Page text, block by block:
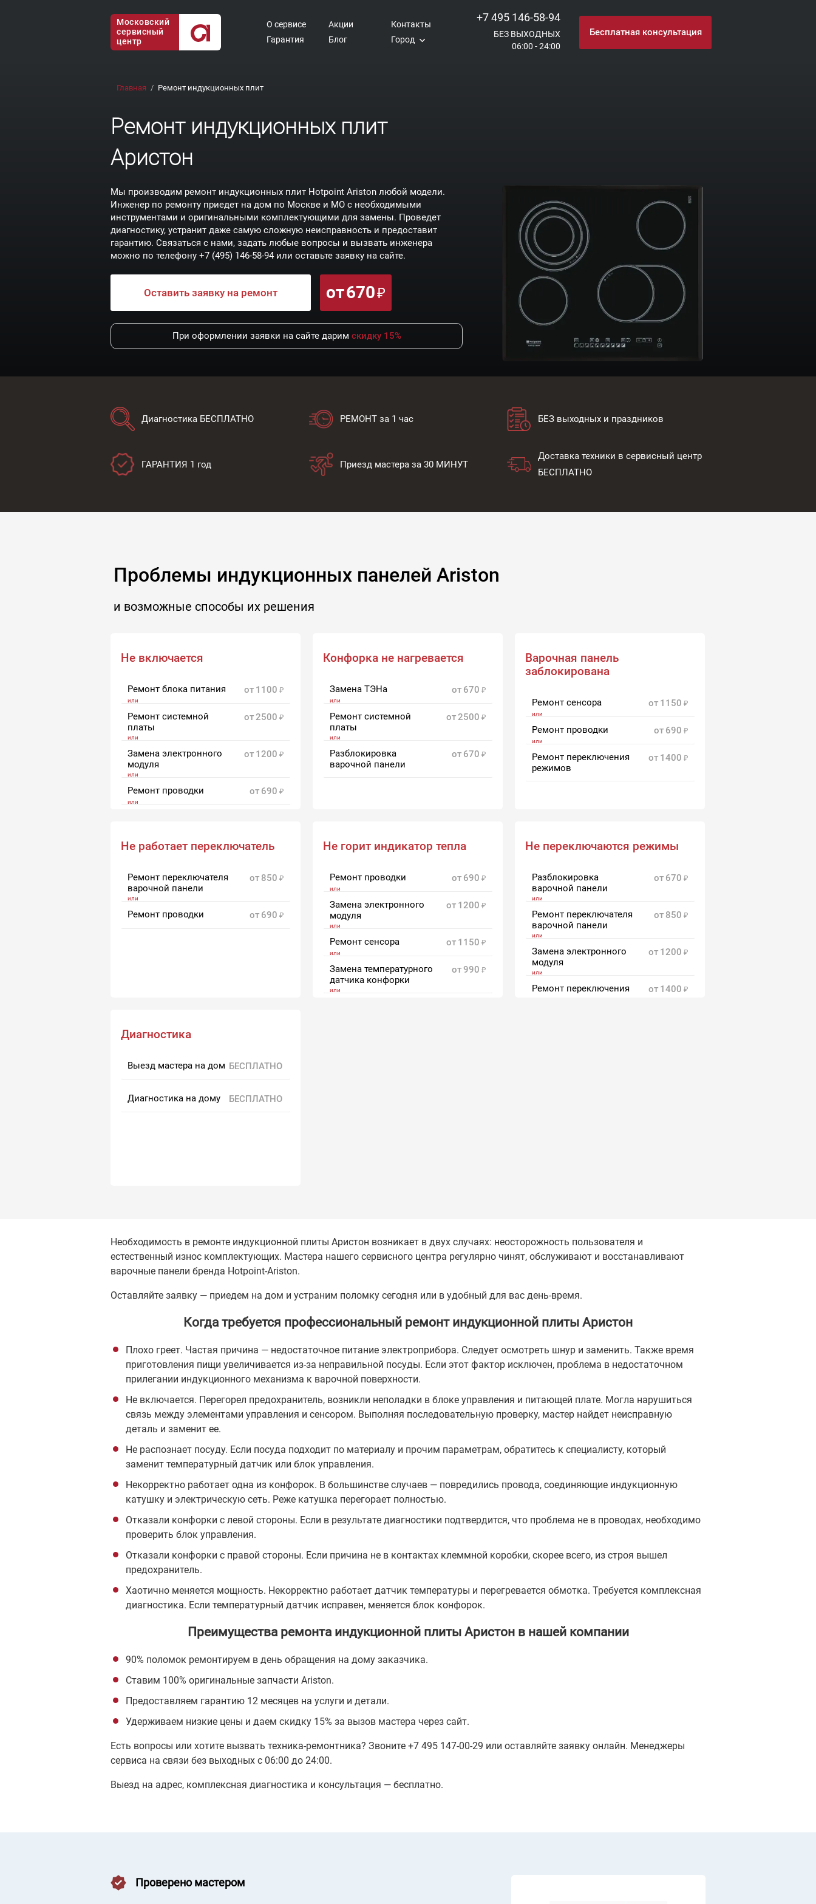
Московский
сервисный
центр
О сервисе Акции
Контакты
Гарантия
Блог Город
+7 495 146-58-94
БЕЗ ВЫХОДНЫХ
06:00 - 24:00
Бесплатная консультация
Главная Ремонт индукционных плит
Ремонт индукционных плит
Аристон
Мы производим ремонт индукционных плит Hotpoint Ariston любой модели.
Инженер по ремонту приедет на дом по Москве и МО с необходимыми
инструментами и оригинальными комплектующими для замены. Проведет
диагностику, устранит даже самую сложную неисправность и предоставит
гарантию. Связаться с нами, задать любые вопросы и вызвать инженера
можно по телефону +7 (495) 146-58-94 или оставьте заявку на сайте.
Оставить заявку на ремонт от670
При оформлении заявки на сайте дарим скидку 15%
Диагностика БЕСПЛАТНО РЕМОНТ за 1 час БЕЗ выходных и праздников
ГАРАНТИЯ 1 год Приезд мастера за 30 МИНУТ
Доставка техники в сервисный центр
БЕСПЛАТНО
Проблемы индукционных панелей Ariston
и возможные способы их решения
Не включается
Ремонт блока питания от 1100
Ремонт системной
платы
от2500
Замена электронного
модуля
от 1200
Ремонт проводки от 690
Замена блока
переключения режимов
от1400
Конфорка не нагревается
Замена ТЭНа от 670
Ремонт системной
платы
от2500
Разблокировка
варочной панели
от 670
Варочная панель
заблокирована
Ремонт сенсора от 1150
Ремонт проводки от 690
Ремонт переключения
режимов
от 1400
Не работает переключатель
Ремонт переключателя
варочной панели
от 850
Ремонт проводки от 690
Не горит индикатор тепла
Ремонт проводки от 690
Замена электронного
модуля
от 1200
Ремонт сенсора от 1150
Замена температурного
датчика конфорки
от990
Не переключаются режимы
Разблокировка
варочной панели
от 670
Ремонт переключателя
варочной панели
от 850
Замена электронного
модуля
от 1200
Ремонт переключения
от 1400
Диагностика
Выезд мастера на дом БЕСПЛАТНО
Диагностика на дому БЕСПЛАТНО
Необходимость в ремонте индукционной плиты Аристон возникает в двух случаях: неосторожность пользователя и
естественный износ комплектующих. Мастера нашего сервисного центра регулярно чинят, обслуживают и восстанавливают
варочные панели бренда Hotpoint-Ariston.
Оставляйте заявку — приедем на дом и устраним поломку сегодня или в удобный для вас день-время.
Когда требуется профессиональный ремонт индукционной плиты Аристон
Плохо греет. Частая причина — недостаточное питание электроприбора. Следует осмотреть шнур и заменить. Также время
приготовления пищи увеличивается из-за неправильной посуды. Если этот фактор исключен, проблема в недостаточном
прилегании индукционного механизма к варочной поверхности.
Не включается. Перегорел предохранитель, возникли неполадки в блоке управления и питающей плате. Могла нарушиться
связь между элементами управления и сенсором. Выполняя последовательную проверку, мастер найдет неисправную
деталь и заменит ее.
Не распознает посуду. Если посуда подходит по материалу и прочим параметрам, обратитесь к специалисту, который
заменит температурный датчик или блок управления.
Некорректно работает одна из конфорок. В большинстве случаев — повредились провода, соединяющие индукционную
катушку и электрическую сеть. Реже катушка перегорает полностью.
Отказали конфорки с левой стороны. Если в результате диагностики подтвердится, что проблема не в проводах, необходимо
проверить блок управления.
Отказали конфорки с правой стороны. Если причина не в контактах клеммной коробки, скорее всего, из строя вышел
предохранитель.
Хаотично меняется мощность. Некорректно работает датчик температуры и перегревается обмотка. Требуется комплексная
диагностика. Если температурный датчик исправен, меняется блок конфорок.
Преимущества ремонта индукционной плиты Аристон в нашей компании
90% поломок ремонтируем в день обращения на дому заказчика.
Ставим 100% оригинальные запчасти Ariston.
Предоставляем гарантию 12 месяцев на услуги и детали.
Удерживаем низкие цены и даем скидку 15% за вызов мастера через сайт.
Есть вопросы или хотите вызвать техника-ремонтника? Звоните +7 495 147-00-29 или оставляйте заявку онлайн. Менеджеры
сервиса на связи без выходных с 06:00 до 24:00.
Выезд на адрес, комплексная диагностика и консультация — бесплатно.
Проверено мастером